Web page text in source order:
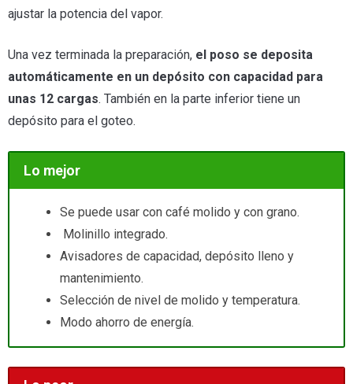
ajustar la potencia del vapor.
Una vez terminada la preparación, el poso se deposita
automáticamente en un depósito con capacidad para
unas 12 cargas. También en la parte inferior tiene un
depósito para el goteo.
Lo mejor
Se puede usar con café molido y con grano.
Molinillo integrado.
Avisadores de capacidad, depósito lleno y
mantenimiento.
Selección de nivel de molido y temperatura.
Modo ahorro de energía.